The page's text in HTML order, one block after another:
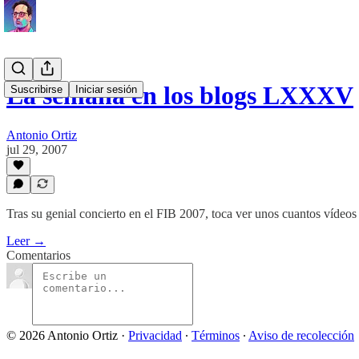
Suscribirse Iniciar sesión
La semana en los blogs LXXXV
Antonio Ortiz
jul 29, 2007
Tras su genial concierto en el FIB 2007, toca ver unos cuantos
Leer →
Comentarios
© 2026 Antonio Ortiz · Privacidad ∙ Términos ∙ Aviso de recolección